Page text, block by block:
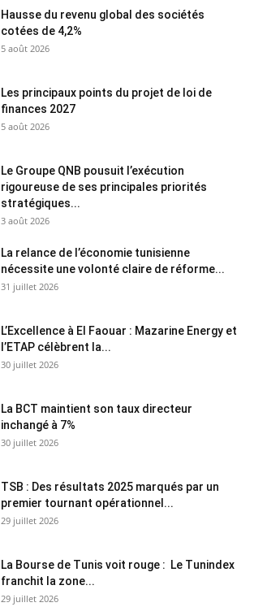
Hausse du revenu global des sociétés
cotées de 4,2%
5 août 2026
Les principaux points du projet de loi de
finances 2027
5 août 2026
Le Groupe QNB pousuit l’exécution
rigoureuse de ses principales priorités
stratégiques...
3 août 2026
La relance de l’économie tunisienne
nécessite une volonté claire de réforme...
31 juillet 2026
L’Excellence à El Faouar : Mazarine Energy et
l’ETAP célèbrent la...
30 juillet 2026
La BCT maintient son taux directeur
inchangé à 7%
30 juillet 2026
TSB : Des résultats 2025 marqués par un
premier tournant opérationnel...
29 juillet 2026
La Bourse de Tunis voit rouge : Le Tunindex
franchit la zone...
29 juillet 2026